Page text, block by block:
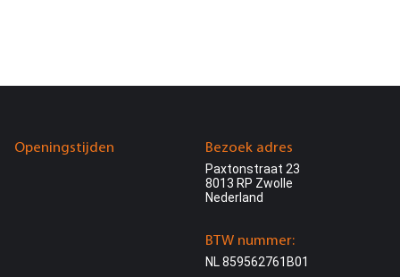
Openingstijden Bezoek adres
Paxtonstraat 23
8013 RP Zwolle
Nederland
BTW nummer:
NL 859562761B01